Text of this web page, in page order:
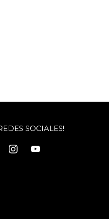
SOCIALES!
instagramyoutube